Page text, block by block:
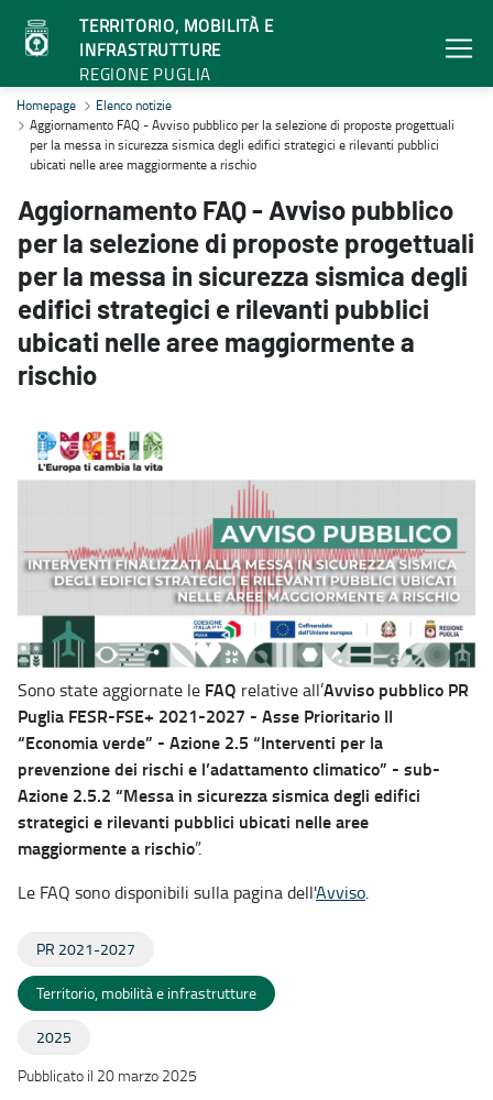
TERRITORIO, MOBILITÀ E
INFRASTRUTTURE
REGIONE PUGLIA
Aggiornamento FAQ - Avviso pubblico per la selezione di
Homepage
Elenco notizie
Aggiornamento FAQ - Avviso pubblico per la selezione di proposte progettuali
per la messa in sicurezza sismica degli edifici strategici e rilevanti pubblici
ubicati nelle aree maggiormente a rischio
Aggiornamento FAQ - Avviso pubblico
per la selezione di proposte progettuali
per la messa in sicurezza sismica degli
edifici strategici e rilevanti pubblici
ubicati nelle aree maggiormente a
rischio
Sono state aggiornate le FAQ relative all’Avviso pubblico PR
Puglia FESR-FSE+ 2021-2027 - Asse Prioritario II
“Economia verde” - Azione 2.5 “Interventi per la
prevenzione dei rischi e l’adattamento climatico” - sub-
Azione 2.5.2 “Messa in sicurezza sismica degli edifici
strategici e rilevanti pubblici ubicati nelle aree
maggiormente a rischio”.
Le FAQ sono disponibili sulla pagina dell'Avviso.
PR 2021-2027
Territorio, mobilità e infrastrutture
2025
Pubblicato il 20 marzo 2025